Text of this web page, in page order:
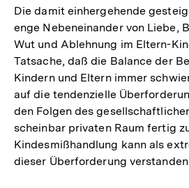
Die damit einhergehende
enge Nebeneinander von Liebe,
Wut und Ablehnung im Eltern-
Tatsache, daß die Balance der
Kindern und Eltern immer
auf die tendenzielle
den Folgen des
scheinbar privaten Raum fertig
Kindesmißhandlung kann als
dieser Überforderung